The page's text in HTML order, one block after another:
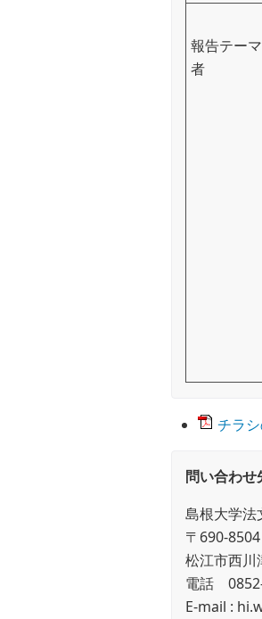
報告テー
者
チラ
問い合わせ
島根大学
〒690-8504
松江市西
電話
E-mail :